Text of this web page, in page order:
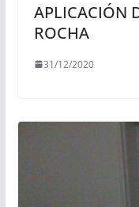
APLICACIÓN
ROCHA
31/12/2020